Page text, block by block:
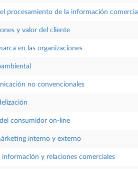
procesamiento de la información comercial
y valor del cliente
en las organizaciones
no convencionales
consumidor on-line
interno y externo
información y relaciones comerciales